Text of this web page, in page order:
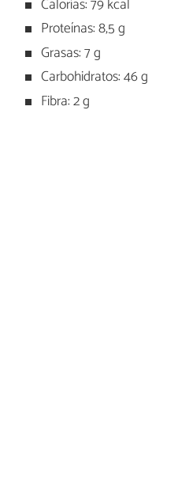
Calorías: 79 kcal
Proteínas: 8,5 g
Grasas: 7 g
Carbohidratos: 46 g
Fibra: 2 g